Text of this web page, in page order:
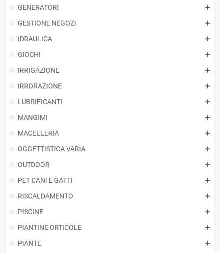
GENERATORI
GESTIONE NEGOZI
IDRAULICA
GIOCHI
IRRIGAZIONE
IRRORAZIONE
LUBRIFICANTI
MANGIMI
MACELLERIA
OGGETTISTICA VARIA
OUTDOOR
PET CANI E GATTI
RISCALDAMENTO
PISCINE
PIANTINE ORTICOLE
PIANTE